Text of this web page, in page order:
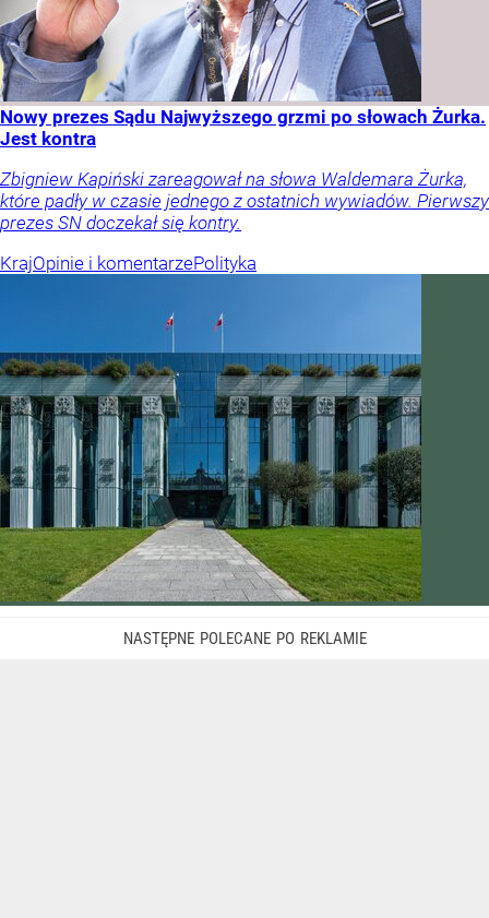
Nowy prezes Sądu Najwyższego grzmi po słowach Żurka.
Jest kontra
Zbigniew Kapiński zareagował na słowa Waldemara Żurka,
które padły w czasie jednego z ostatnich wywiadów. Pierwszy
prezes SN doczekał się kontry.
KrajOpinie i komentarzePolityka